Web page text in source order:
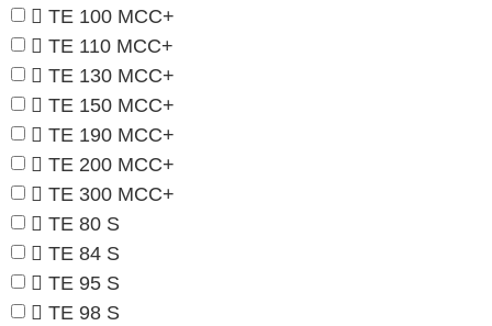
TE 100 MCC+
TE 110 MCC+
TE 130 MCC+
TE 150 MCC+
TE 190 MCC+
TE 200 MCC+
TE 300 MCC+
TE 80 S
TE 84 S
TE 95 S
TE 98 S